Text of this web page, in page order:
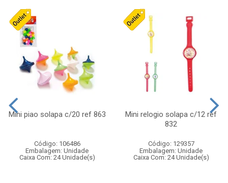
Mini piao solapa c/20 ref 863
Código: 106486
Embalagem: Unidade
Caixa Com: 24 Unidade(s)
Mini relogio solapa c/12 ref
832
Código: 129357
Embalagem: Unidade
Caixa Com: 24 Unidade(s)